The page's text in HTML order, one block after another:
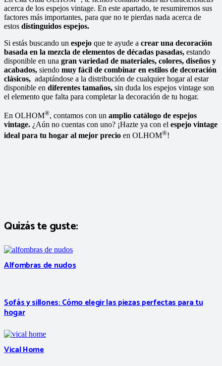
acerca de los espejos vintage. En este apartado, te resumiremos sus
factores más importantes, para que no te pierdas nada acerca de
estos distinguidos espejos.
Si estás buscando un espejo que te ayude a crear una decoración
basada en la mezcla de elementos de décadas pasadas, estando
disponible en una gran variedad de materiales, colores, diseños y
acabados, siendo muy fácil de combinar en estilos de decoración
clásicos, adaptándose a la distribución de cualquier hogar al estar
disponible en diferentes tamaños, sin duda los espejos vintage son
el elemento que falta para completar la decoración de tu hogar.
En OLHOM®, contamos con un amplio catálogo de espejos
vintage. ¿Aún no cuentas con uno? ¡Hazte ya con el espejo vintage
ideal para tu hogar al mejor precio en OLHOM®!
Quizás te guste:
Alfombras de nudos
Sofás y sillones: Cómo elegir las piezas perfectas para tu
hogar
Vical Home